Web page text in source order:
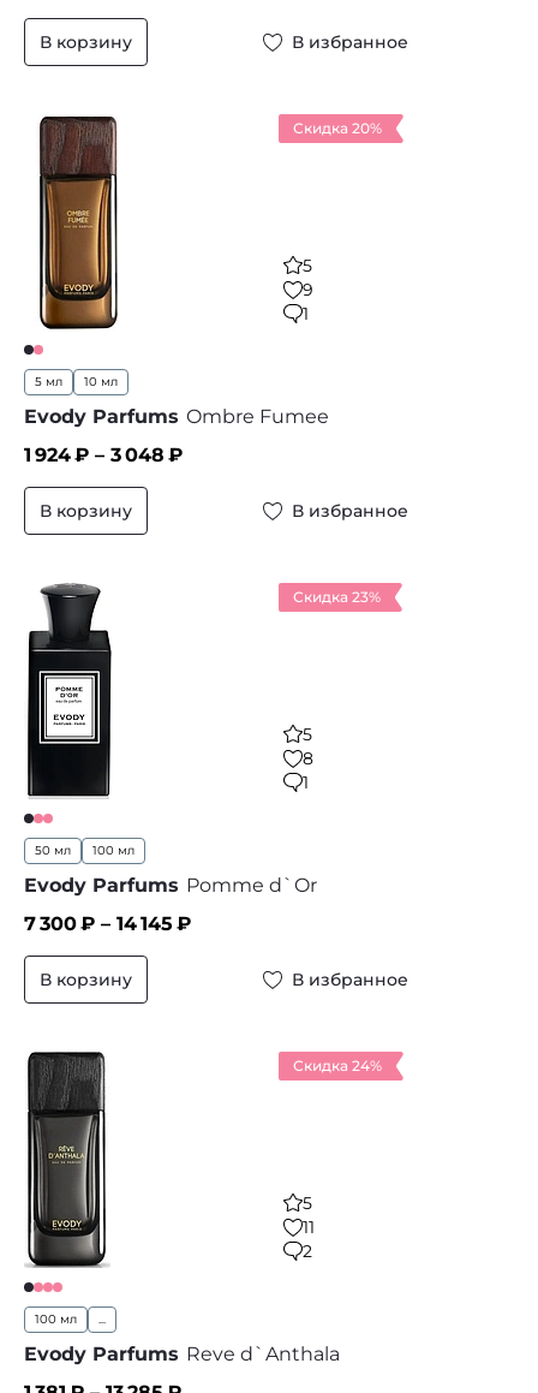
В корзину В избранное
Скидка 20%
5
9
1
5 мл 10 мл
Evody Parfums Ombre Fumee
1 924₽ – 3 048 ₽
В корзину В избранное
Скидка 23%
5
8
1
50 мл 100 мл
Evody Parfums Pomme d`Or
7 300₽ – 14 145 ₽
В корзину В избранное
Скидка 24%
5
11
2
100 мл ...
Evody Parfums Reve d`Anthala